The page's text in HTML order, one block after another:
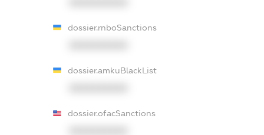
dossier.rnboSanctions
dossier.amkuBlackList
dossier.ofacSanctions